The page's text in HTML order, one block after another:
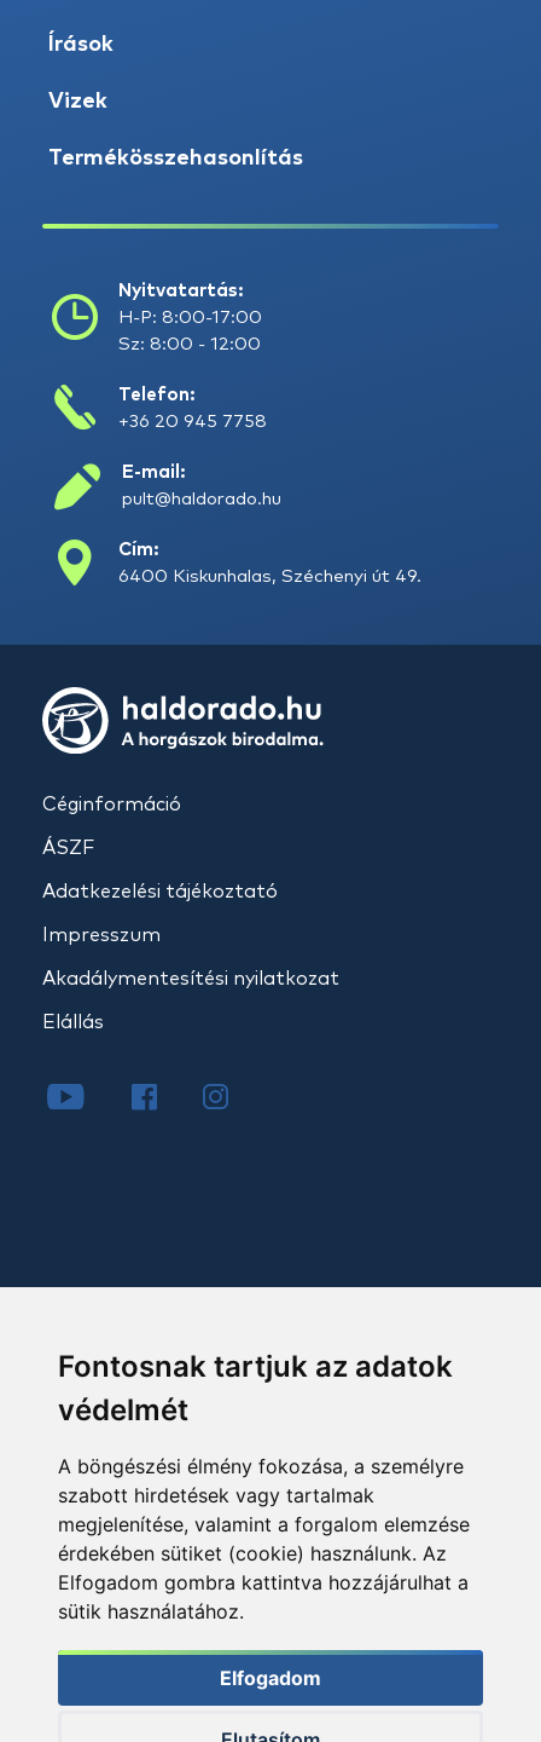
Fontosnak tartjuk az adatok
védelmét
A böngészési élmény fokozása, a személyre
szabott hirdetések vagy tartalmak
megjelenítése, valamint a forgalom elemzése
érdekében sütiket (cookie) használunk. Az
Elfogadom gombra kattintva hozzájárulhat a
sütik használatához.
Elfogadom
Írások
Vizek
Termékösszehasonlítás
Nyitvatartás:
H-P: 8:00-17:00
Sz: 8:00 - 12:00
Telefon:
+36 20 945 7758
E-mail:
pult@haldorado.hu
Cím:
6400 Kiskunhalas, Széchenyi út 49.
Céginformáció
ÁSZF
Adatkezelési tájékoztató
Impresszum
Akadálymentesítési nyilatkozat
Elállás